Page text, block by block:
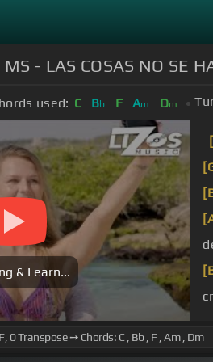
- LAS COSAS NO SE
used: C Bb F Am Dm
& Learn...